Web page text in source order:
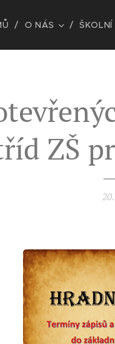
O NÁS ŠKOLNÍ
ZŠ